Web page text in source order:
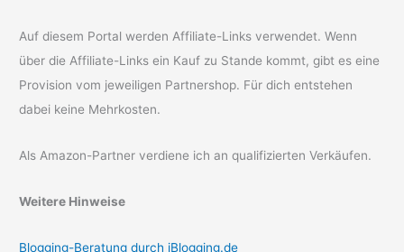
Auf diesem Portal werden Affiliate-Links verwendet. Wenn
über die Affiliate-Links ein Kauf zu Stande kommt, gibt es eine
Provision vom jeweiligen Partnershop. Für dich entstehen
dabei keine Mehrkosten.
Als Amazon-Partner verdiene ich an qualifizierten Verkäufen.
Weitere Hinweise
Blogging-Beratung durch iBlogging.de